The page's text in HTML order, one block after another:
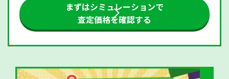
まずはシミュレーションで
査定価格を確認する